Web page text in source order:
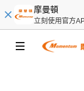
摩曼頓
立刻使用官方